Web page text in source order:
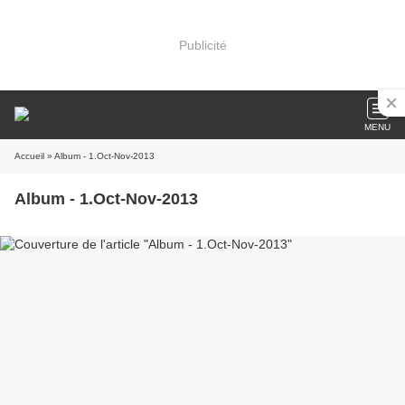
Publicité
MENU
Accueil » Album - 1.Oct-Nov-2013
Album - 1.Oct-Nov-2013